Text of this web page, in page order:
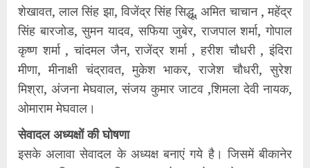
शेखावत, लाल सिंह झा, विजेंद्र सिंह सिद्धू, अमित चाचान , महेंद्र
सिंह बारजोड, सुमन यादव, सफिया जुबेर, राजपाल शर्मा, गोपाल
कृष्ण शर्मा , चांदमल जैन, राजेंद्र शर्मा , हरीश चौधरी , इंदिरा
मीणा, मीनाक्षी चंद्रावत, मुकेश भाकर, राजेश चौधरी, सुरेश
मिश्रा, अंजना मेघवाल, संजय कुमार जाटव ,शिमला देवी नायक,
ओमाराम मेघवाल।
सेवादल अध्यक्षों की घोषणा
इसके अलावा सेवादल के अध्यक्ष बनाएं गये है। जिसमें बीकानेर